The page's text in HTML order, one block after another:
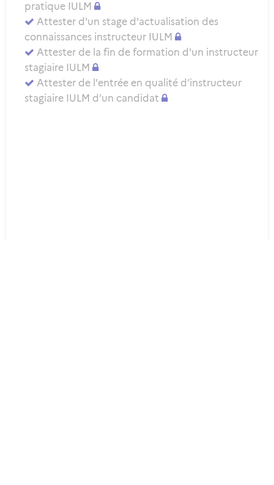
pratique IULM
Attester d'un stage d'actualisation des
connaissances instructeur IULM
Attester de la fin de formation d'un instructeur
stagiaire IULM
Attester de l'entrée en qualité d’instructeur
stagiaire IULM d’un candidat